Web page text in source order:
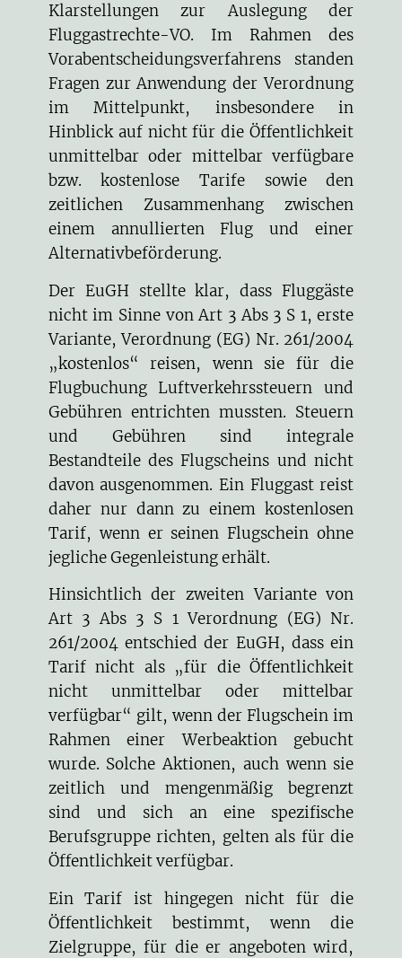
Klarstellungen zur Auslegung der
Fluggastrechte-VO. Im Rahmen des
Vorabentscheidungsverfahrens standen
Fragen zur Anwendung der Verordnung
im Mittelpunkt, insbesondere in
Hinblick auf nicht für die Öffentlichkeit
unmittelbar oder mittelbar verfügbare
bzw. kostenlose Tarife sowie den
zeitlichen Zusammenhang zwischen
einem annullierten Flug und einer
Alternativbeförderung.
Der EuGH stellte klar, dass Fluggäste
nicht im Sinne von Art 3 Abs 3 S 1, erste
Variante, Verordnung (EG) Nr. 261/2004
„kostenlos“ reisen, wenn sie für die
Flugbuchung Luftverkehrssteuern und
Gebühren entrichten mussten. Steuern
und Gebühren sind integrale
Bestandteile des Flugscheins und nicht
davon ausgenommen. Ein Fluggast reist
daher nur dann zu einem kostenlosen
Tarif, wenn er seinen Flugschein ohne
jegliche Gegenleistung erhält.
Hinsichtlich der zweiten Variante von
Art 3 Abs 3 S 1 Verordnung (EG) Nr.
261/2004 entschied der EuGH, dass ein
Tarif nicht als „für die Öffentlichkeit
nicht unmittelbar oder mittelbar
verfügbar“ gilt, wenn der Flugschein im
Rahmen einer Werbeaktion gebucht
wurde. Solche Aktionen, auch wenn sie
zeitlich und mengenmäßig begrenzt
sind und sich an eine spezifische
Berufsgruppe richten, gelten als für die
Öffentlichkeit verfügbar.
Ein Tarif ist hingegen nicht für die
Öffentlichkeit bestimmt, wenn die
Zielgruppe, für die er angeboten wird,